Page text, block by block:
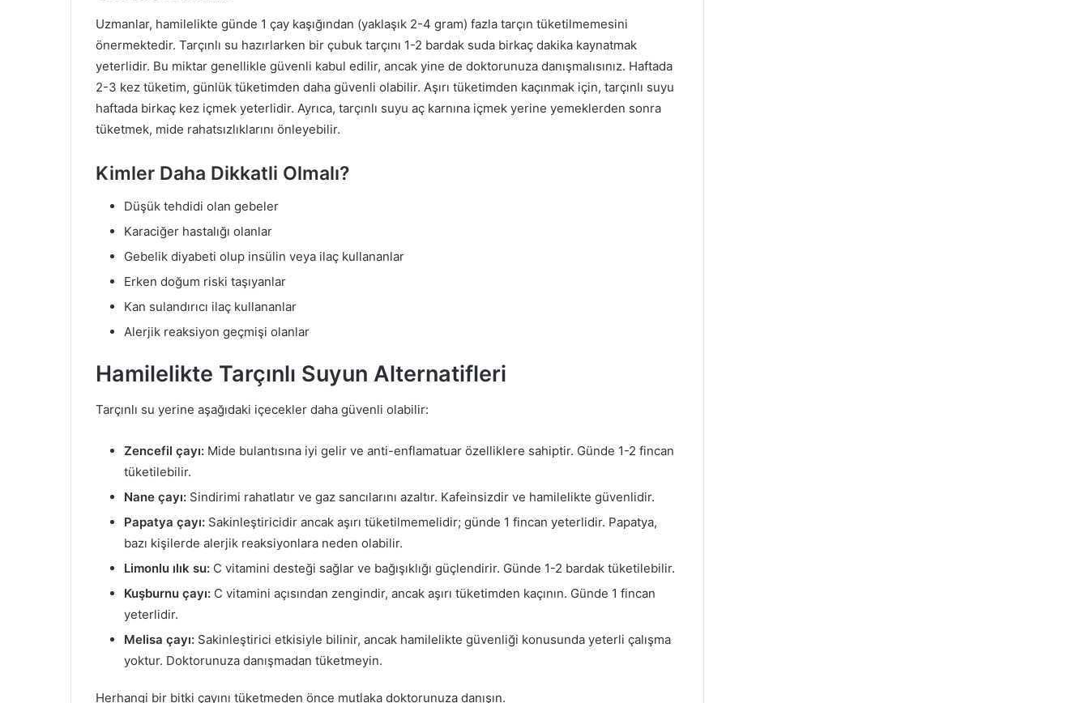
Uzmanlar, hamilelikte günde 1 çay kaşığından (yaklaşık 2-4 gram) fazla tarçın tüketilmemesini
önermektedir. Tarçınlı su hazırlarken bir çubuk tarçını 1-2 bardak suda birkaç dakika kaynatmak
yeterlidir. Bu miktar genellikle güvenli kabul edilir, ancak yine de doktorunuza danışmalısınız. Haftada
2-3 kez tüketim, günlük tüketimden daha güvenli olabilir. Aşırı tüketimden kaçınmak için, tarçınlı suyu
haftada birkaç kez içmek yeterlidir. Ayrıca, tarçınlı suyu aç karnına içmek yerine yemeklerden sonra
tüketmek, mide rahatsızlıklarını önleyebilir.
Kimler Daha Dikkatli Olmalı?
Düşük tehdidi olan gebeler
Karaciğer hastalığı olanlar
Gebelik diyabeti olup insülin veya ilaç kullananlar
Erken doğum riski taşıyanlar
Kan sulandırıcı ilaç kullananlar
Alerjik reaksiyon geçmişi olanlar
Hamilelikte Tarçınlı Suyun Alternatifleri
Tarçınlı su yerine aşağıdaki içecekler daha güvenli olabilir:
Zencefil çayı: Mide bulantısına iyi gelir ve anti-enflamatuar özelliklere sahiptir. Günde 1-2 fincan
tüketilebilir.
Nane çayı: Sindirimi rahatlatır ve gaz sancılarını azaltır. Kafeinsizdir ve hamilelikte güvenlidir.
Papatya çayı: Sakinleştiricidir ancak aşırı tüketilmemelidir; günde 1 fincan yeterlidir. Papatya,
bazı kişilerde alerjik reaksiyonlara neden olabilir.
Limonlu ılık su: C vitamini desteği sağlar ve bağışıklığı güçlendirir. Günde 1-2 bardak tüketilebilir.
Kuşburnu çayı: C vitamini açısından zengindir, ancak aşırı tüketimden kaçının. Günde 1 fincan
yeterlidir.
Melisa çayı: Sakinleştirici etkisiyle bilinir, ancak hamilelikte güvenliği konusunda yeterli çalışma
yoktur. Doktorunuza danışmadan tüketmeyin.
Herhangi bir bitki çayını tüketmeden önce mutlaka doktorunuza danışın.